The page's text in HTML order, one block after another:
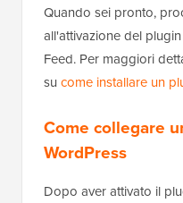
Quando sei pronto,
all'attivazione del
Feed. Per maggiori
su come installare un
Come collegare
WordPress
Dopo aver attivato il